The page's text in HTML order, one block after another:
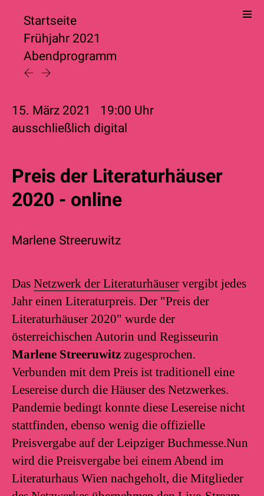
Startseite
Frühjahr 2021
Abendprogramm
15. März 2021 19:00 Uhr
ausschließlich digital
Preis der Literaturhäuser
2020 - online
Marlene Streeruwitz
Das Netzwerk der Literaturhäuser vergibt jedes
Jahr einen Literaturpreis. Der "Preis der
Literaturhäuser 2020" wurde der
österreichischen Autorin und Regisseurin
Marlene Streeruwitz zugesprochen.
Verbunden mit dem Preis ist traditionell eine
Lesereise durch die Häuser des Netzwerkes.
Pandemie bedingt konnte diese Lesereise nicht
stattfinden, ebenso wenig die offizielle
Preisvergabe auf der Leipziger Buchmesse.Nun
wird die Preisvergabe bei einem Abend im
Literaturhaus Wien nachgeholt, die Mitglieder